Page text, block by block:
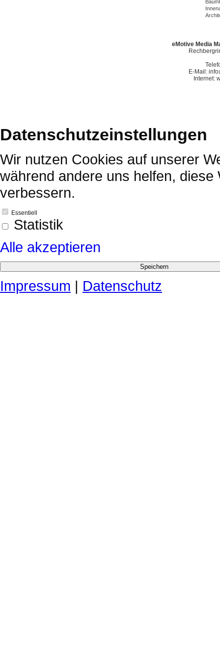
eMotive Media
E-Mail:
Internet:
Datenschutzeinstellungen
Wir nutzen Cookies auf unserer
während andere uns helfen,
verbessern.
Essentiell
Statistik
Alle akzeptieren
Impressum | Datenschutz